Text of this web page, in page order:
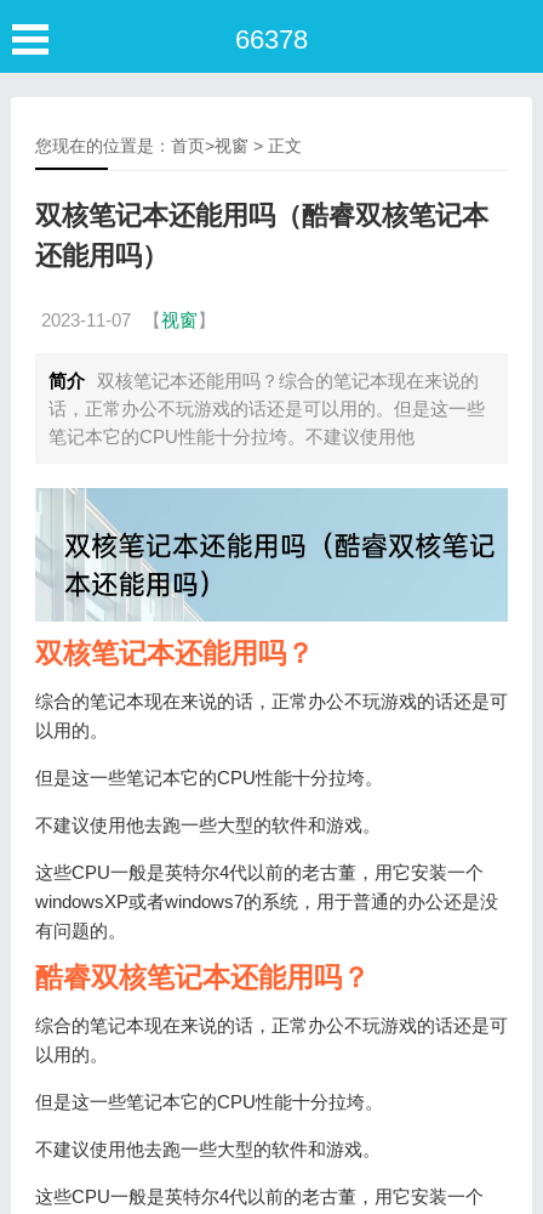
66378
您现在的位置是： 首页>视窗 > 正文
双核笔记本还能用吗（酷睿双核笔记本
还能用吗）
2023-11-07 【视窗】
简介
双核笔记本还能用吗？综合的笔记本现在来说的
话，正常办公不玩游戏的话还是可以用的。但是这一些
笔记本它的CPU性能十分拉垮。不建议使用他
双核笔记本还能用吗？
综合的笔记本现在来说的话，正常办公不玩游戏的话还是可
以用的。
但是这一些笔记本它的CPU性能十分拉垮。
不建议使用他去跑一些大型的软件和游戏。
这些CPU一般是英特尔4代以前的老古董，用它安装一个
windowsXP或者windows7的系统，用于普通的办公还是没
有问题的。
酷睿双核笔记本还能用吗？
综合的笔记本现在来说的话，正常办公不玩游戏的话还是可
以用的。
但是这一些笔记本它的CPU性能十分拉垮。
不建议使用他去跑一些大型的软件和游戏。
这些CPU一般是英特尔4代以前的老古董，用它安装一个